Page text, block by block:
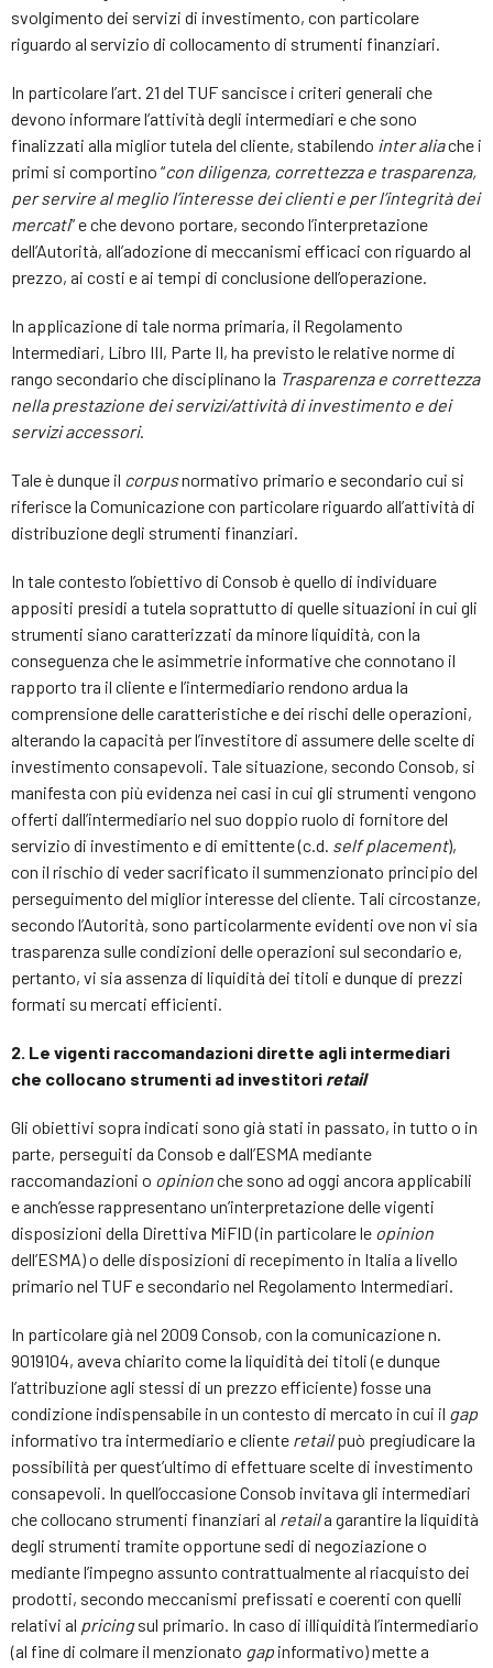
svolgimento dei servizi di investimento, con particolare
riguardo al servizio di collocamento di strumenti finanziari.
In particolare l’art. 21 del TUF sancisce i criteri generali che
devono informare l’attività degli intermediari e che sono
finalizzati alla miglior tutela del cliente, stabilendo inter aliache i
primi si comportino “con diligenza, correttezza e trasparenza,
per servire al meglio l’interesse dei clienti e per l’integrità dei
mercati” e che devono portare, secondo l’interpretazione
dell’Autorità, all’adozione di meccanismi efficaci con riguardo al
prezzo, ai costi e ai tempi di conclusione dell’operazione.
In applicazione di tale norma primaria, il Regolamento
Intermediari, Libro III, Parte II, ha previsto le relative norme di
rango secondario che disciplinano la Trasparenza e correttezza
nella prestazione dei servizi/attività di investimento e dei
servizi accessori.
Tale è dunque il corpusnormativo primario e secondario cui si
riferisce la Comunicazione con particolare riguardo all’attività di
distribuzione degli strumenti finanziari.
In tale contesto l’obiettivo di Consob è quello di individuare
appositi presidi a tutela soprattutto di quelle situazioni in cui gli
strumenti siano caratterizzati da minore liquidità, con la
conseguenza che le asimmetrie informative che connotano il
rapporto tra il cliente e l’intermediario rendono ardua la
comprensione delle caratteristiche e dei rischi delle operazioni,
alterando la capacità per l’investitore di assumere delle scelte di
investimento consapevoli. Tale situazione, secondo Consob, si
manifesta con più evidenza nei casi in cui gli strumenti vengono
offerti dall’intermediario nel suo doppio ruolo di fornitore del
servizio di investimento e di emittente (c.d. self placement),
con il rischio di veder sacrificato il summenzionato principio del
perseguimento del miglior interesse del cliente. Tali circostanze,
secondo l’Autorità, sono particolarmente evidenti ove non vi sia
trasparenza sulle condizioni delle operazioni sul secondario e,
pertanto, vi sia assenza di liquidità dei titoli e dunque di prezzi
formati su mercati efficienti.
2. Le vigenti raccomandazioni dirette agli intermediari
che collocano strumenti ad investitori retail
Gli obiettivi sopra indicati sono già stati in passato, in tutto o in
parte, perseguiti da Consob e dall’ESMA mediante
raccomandazioni o opinionche sono ad oggi ancora applicabili
e anch’esse rappresentano un’interpretazione delle vigenti
disposizioni della Direttiva MiFID (in particolare le opinion
dell’ESMA) o delle disposizioni di recepimento in Italia a livello
primario nel TUF e secondario nel Regolamento Intermediari.
In particolare già nel 2009 Consob, con la comunicazione n.
9019104, aveva chiarito come la liquidità dei titoli (e dunque
l’attribuzione agli stessi di un prezzo efficiente) fosse una
condizione indispensabile in un contesto di mercato in cui il gap
informativo tra intermediario e cliente retailpuò pregiudicare la
possibilità per quest’ultimo di effettuare scelte di investimento
consapevoli. In quell’occasione Consob invitava gli intermediari
che collocano strumenti finanziari al retaila garantire la liquidità
degli strumenti tramite opportune sedi di negoziazione o
mediante l’impegno assunto contrattualmente al riacquisto dei
prodotti, secondo meccanismi prefissati e coerenti con quelli
relativi al pricingsul primario. In caso di illiquidità l’intermediario
(al fine di colmare il menzionato gap informativo) mette a